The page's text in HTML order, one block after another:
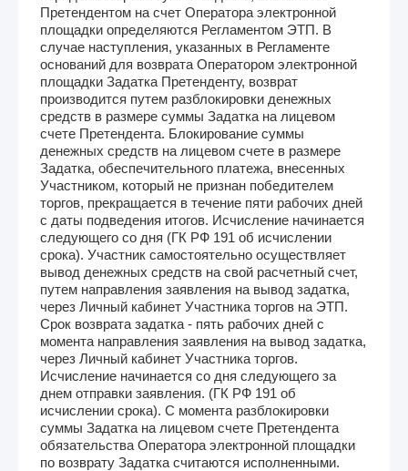
Претендентом на счет Оператора электронной
площадки определяются Регламентом ЭТП. В
случае наступления, указанных в Регламенте
оснований для возврата Оператором электронной
площадки Задатка Претенденту, возврат
производится путем разблокировки денежных
средств в размере суммы Задатка на лицевом
счете Претендента. Блокирование суммы
денежных средств на лицевом счете в размере
Задатка, обеспечительного платежа, внесенных
Участником, который не признан победителем
торгов, прекращается в течение пяти рабочих дней
с даты подведения итогов. Исчисление начинается
следующего со дня (ГК РФ 191 об исчислении
срока). Участник самостоятельно осуществляет
вывод денежных средств на свой расчетный счет,
путем направления заявления на вывод задатка,
через Личный кабинет Участника торгов на ЭТП.
Срок возврата задатка - пять рабочих дней с
момента направления заявления на вывод задатка,
через Личный кабинет Участника торгов.
Исчисление начинается со дня следующего за
днем отправки заявления. (ГК РФ 191 об
исчислении срока). С момента разблокировки
суммы Задатка на лицевом счете Претендента
обязательства Оператора электронной площадки
по возврату Задатка считаются исполненными.